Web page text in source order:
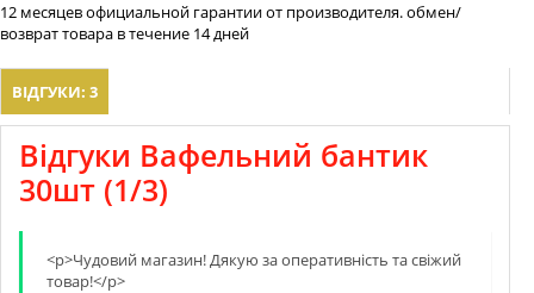
12 месяцев официальной гарантии от производителя. обмен/
возврат товара в течение 14 дней
ВІДГУКИ: 3
Відгуки Вафельний бантик
30шт (1/3)
<p>Чудовий магазин! Дякую за оперативнiсть та свiжий
товар!</p>